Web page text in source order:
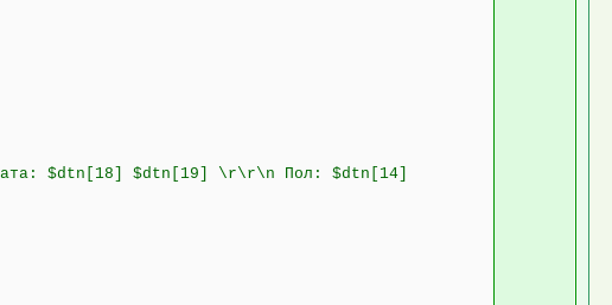
$dtn[18] $dtn[19] \r\r\n Пол: $dtn[14]